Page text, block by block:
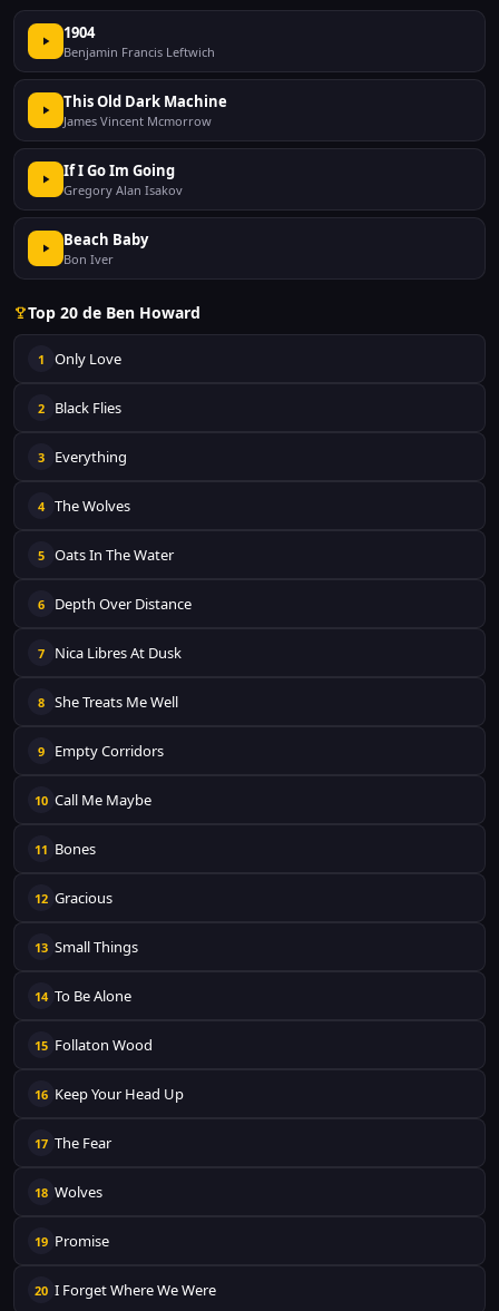
1904
Benjamin Francis Leftwich
This Old Dark Machine
James Vincent Mcmorrow
If I Go Im Going
Gregory Alan Isakov
Beach Baby
Bon Iver
Top 20 de Ben Howard
1 Only Love
2 Black Flies
3 Everything
4 The Wolves
5 Oats In The Water
6 Depth Over Distance
7 Nica Libres At Dusk
8 She Treats Me Well
9 Empty Corridors
10 Call Me Maybe
11 Bones
12 Gracious
13 Small Things
14 To Be Alone
15 Follaton Wood
16 Keep Your Head Up
17 The Fear
18 Wolves
19 Promise
20 I Forget Where We Were